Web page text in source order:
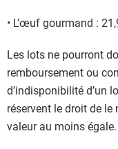
• L’œuf gourmand :
Les lots ne pourront
remboursement ou
d’indisponibilité d’un
réservent le droit de
valeur au moins égale.